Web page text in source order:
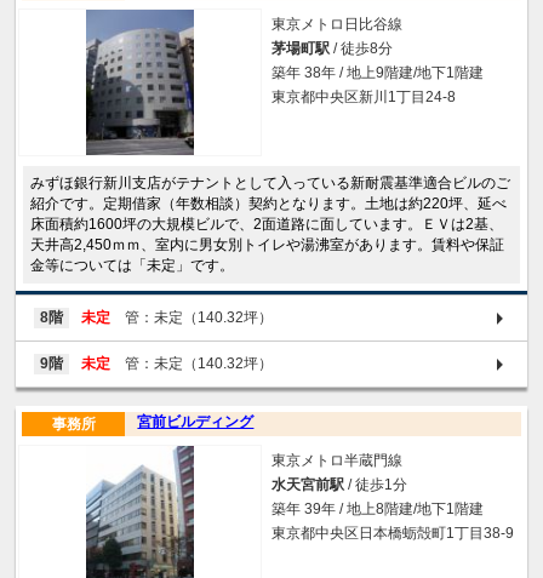
東京メトロ日比谷線
茅場町駅 / 徒歩8分
築年 38年 / 地上9階建/地下1階建
東京都中央区新川1丁目24-8
みずほ銀行新川支店がテナントとして入っている新耐震基準適合ビルのご
紹介です。定期借家（年数相談）契約となります。土地は約220坪、延べ
床面積約1600坪の大規模ビルで、2面道路に面しています。ＥＶは2基、
天井高2,450ｍｍ、室内に男女別トイレや湯沸室があります。賃料や保証
金等については「未定」です。
8階 未定 管：未定（140.32坪）
9階 未定 管：未定（140.32坪）
宮前ビルディング
事務所
東京メトロ半蔵門線
水天宮前駅 / 徒歩1分
築年 39年 / 地上8階建/地下1階建
東京都中央区日本橋蛎殻町1丁目38-9